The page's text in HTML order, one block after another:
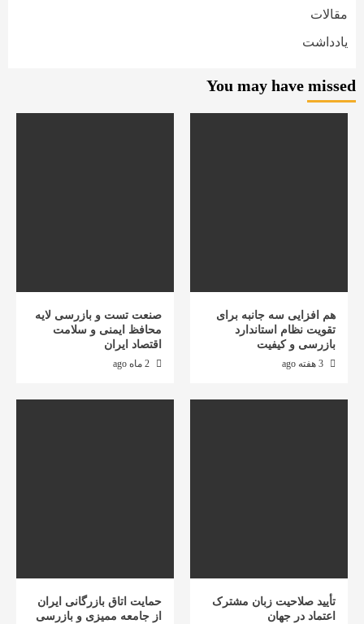
مقالات
یادداشت
You may have missed
هم افزایی سه جانبه برای
تقویت نظام استاندارد
بازرسی و کیفیت
صنعت تست و بازرسی لایه
محافظ ایمنی و سلامت
اقتصاد ایران
تأیید صلاحیت زبان مشترک
اعتماد در جهان
حمایت اتاق بازرگانی ایران
از جامعه ممیزی و بازرسی